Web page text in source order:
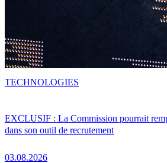
EXCLUSIF : La Commission pourrait
dans son outil de recrutement
03.08.2026
TECHNOLOGIES